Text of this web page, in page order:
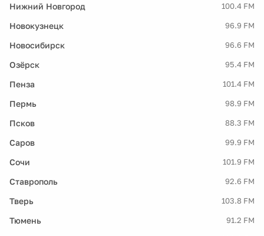
Нижний Новгород 100.4 FM
Новокузнецк 96.9 FM
Новосибирск 96.6 FM
Озёрск 95.4 FM
Пенза 101.4 FM
Пермь 98.9 FM
Псков 88.3 FM
Саров 99.9 FM
Сочи 101.9 FM
Ставрополь 92.6 FM
Тверь 103.8 FM
Тюмень 91.2 FM